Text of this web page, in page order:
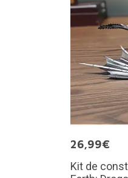
26,99€
Kit de